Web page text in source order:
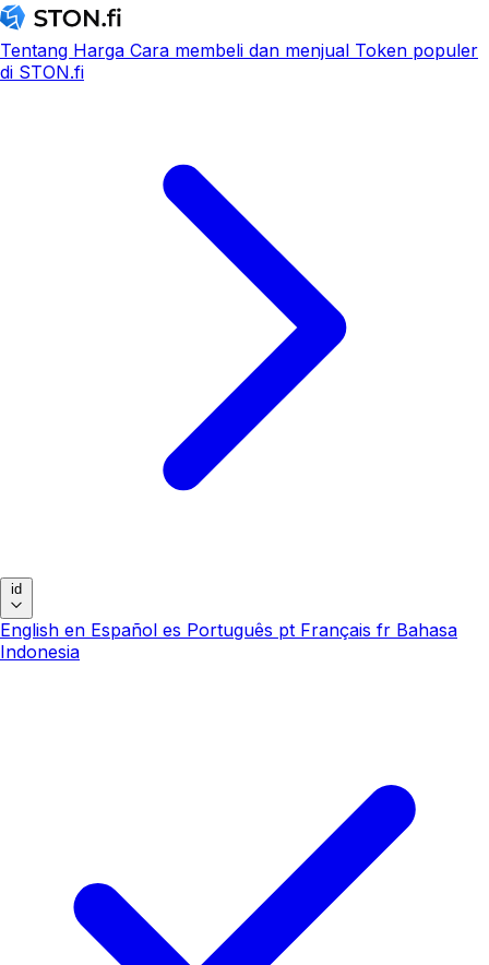
Tentang Harga Cara membeli dan menjual Token populer
di STON.fi
id
English en Español es Português pt Français fr Bahasa
Indonesia